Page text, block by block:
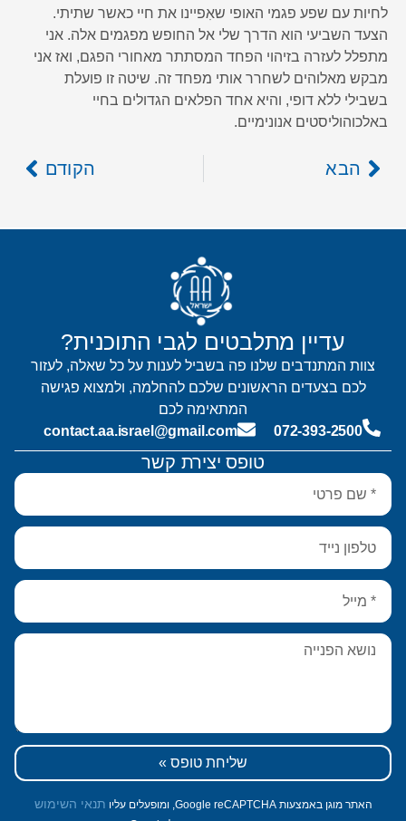
לחיות עם שפע פגמי האופי שאִפיינו את חיי כאשר שתיתי.
הצעד השביעי הוא הדרך שלי אל החופש מפגמים אלה. אני
מתפלל לעזרה בזיהוי הפחד המסתתר מאחורי הפגם, ואז אני
מבקש מאלוהים לשחרר אותי מפחד זה. שיטה זו פועלת
בשבילי ללא דופי, והיא אחד הפלאים הגדולים בחיי
באלכוהוליסטים אנונימיים.
הבא הקודם
טופס יצירת קשר
שליחת טופס »
האתר מוגן באמצעות Google reCAPTCHA, ומופעלים עליו תנאי השימוש
עדיין מתלבטים לגבי התוכנית?
צוות המתנדבים שלנו פה בשביל לענות על כל שאלה, לעזור
לכם בצעדים הראשונים שלכם להחלמה, ולמצוא פגישה
המתאימה לכם
072-393-2500
contact.aa.israel@gmail.com